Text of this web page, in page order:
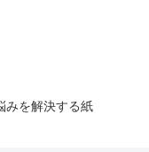
みを解決する紙